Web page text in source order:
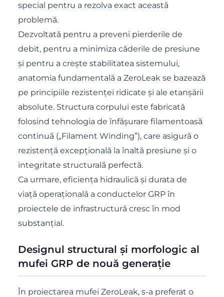
special pentru a rezolva exact această
problemă.
Dezvoltată pentru a preveni pierderile de
debit, pentru a minimiza căderile de presiune
și pentru a crește stabilitatea sistemului,
anatomia fundamentală a ZeroLeak se bazează
pe principiile rezistenței ridicate și ale etanșării
absolute. Structura corpului este fabricată
folosind tehnologia de înfășurare filamentoasă
continuă („Filament Winding”), care asigură o
rezistență excepțională la înaltă presiune și o
integritate structurală perfectă.
Ca urmare, eficiența hidraulică și durata de
viață operațională a conductelor GRP în
proiectele de infrastructură cresc în mod
substanțial.
Designul structural și morfologic al
mufei GRP de nouă generație
În proiectarea mufei ZeroLeak, s-a preferat o